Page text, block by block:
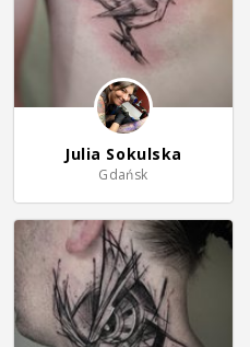
Julia Sokulska
Gdańsk